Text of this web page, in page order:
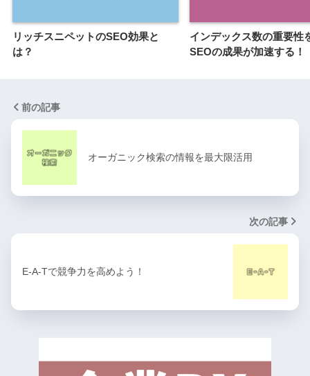
リッチスニペットのSEO効果と
は？
インデックス数の重要性
SEOの成果が加速する！
前の記事
オーガニック検索の情報を最大限活用
次の記事
E-A-Tで競争力を高めよう！